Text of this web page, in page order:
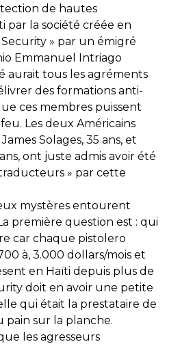
de hautes
par la société créée en
Security » par un émigré
Emmanuel Intriago
aurait tous les agréments
des formations anti-
ces membres puissent
Les deux Américains
Solages, 35 ans, et
ont juste admis avoir été
» par cette
mystères entourent
première question est : qui
car chaque pistolero
à, 3.000 dollars/mois et
en Haïti depuis plus de
doit en avoir une petite
qui était la prestataire de
pain sur la planche.
les agresseurs